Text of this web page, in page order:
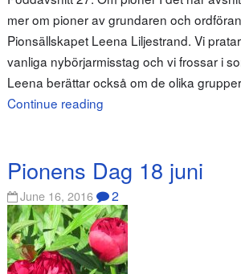
mer om pioner av grundaren och
Pionsällskapet Leena Liljestrand. Vi
vanliga nybörjarmisstag och vi frossar i
Leena berättar också om de olika
Continue reading
Pionens Dag 18 juni
June 16, 2016 2